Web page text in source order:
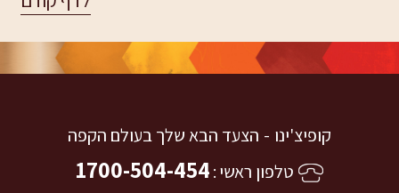
קופיצ'ינו
הצעד הבא שלך בעולם הקפה
טלפון ראשי 1700-504-454